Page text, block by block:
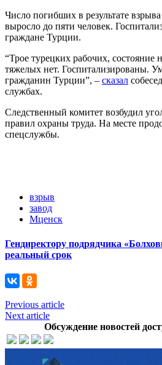
Число погибших в результате
выросло до пяти человек.
граждане Турции.
“Трое турецких рабочих, состояние
тяжелых нет. Госпитализированы.
гражданин Турции”, – сказал
службах.
Следственный комитет возбудил
правил охраны труда. На месте
спецслужбы.
взрыв
завод
Мценск
Гендиректору подрядчика
реальный срок
Previous article
Next article
Обсуждение новостей